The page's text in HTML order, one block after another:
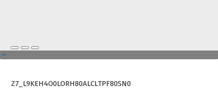
Z7_L9KEH4O0LORH80ALCLTPF80SN0